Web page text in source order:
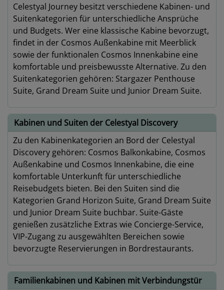
Celestyal Journey besitzt verschiedene Kabinen- und
Suitenkategorien für unterschiedliche Ansprüche
und Budgets. Wer eine klassische Kabine bevorzugt,
findet in der Cosmos Außenkabine mit Meerblick
sowie der funktionalen Cosmos Innenkabine eine
komfortable und preisbewusste Alternative. Zu den
Suitenkategorien gehören: Stargazer Penthouse
Suite, Grand Dream Suite und Junior Dream Suite.
Kabinen und Suiten der Celestyal Discovery
Zu den Kabinenkategorien an Bord der Celestyal
Discovery gehören: Cosmos Balkonkabine, Cosmos
Außenkabine und Cosmos Innenkabine, die eine
komfortable Unterkunft für unterschiedliche
Reisebudgets bieten. Bei den Suiten sind die
Kategorien Grand Horizon Suite, Grand Dream Suite
und Junior Dream Suite buchbar. Suite-Gäste
genießen zusätzliche Extras wie Concierge-Service,
VIP-Zugang zu ausgewählten Bereichen sowie
bevorzugte Reservierungen in Bordrestaurants.
Familienkabinen und Kabinen mit Verbindungstür